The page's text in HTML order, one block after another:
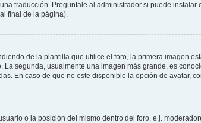
traducción. Preguntale al administrador si puede
final de la página).
de la plantilla que utilice el foro, la primera imagen
segunda, usualmente una imagen más grande, es
En caso de que no este disponible la opción de avatar,
o la posición del mismo dentro del foro, e.j.